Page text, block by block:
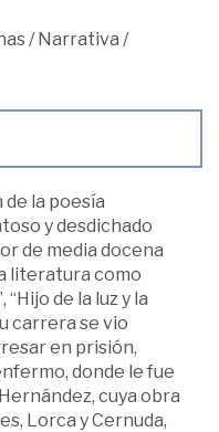
/Narrativa /
la poesía
y desdichado
de media docena
literatura como
“Hijo de la luz y la
carrera se vio
en prisión,
donde le fue
cuya obra
Lorca y Cernuda,